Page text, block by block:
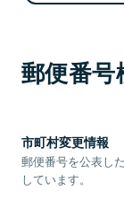
郵便番
市町村変更情報
郵便番号を公表し
しています。